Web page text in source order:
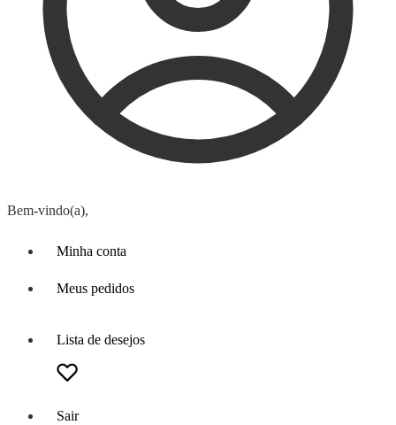
Bem-vindo(a),
Minha conta
Meus pedidos
Lista de desejos
Sair